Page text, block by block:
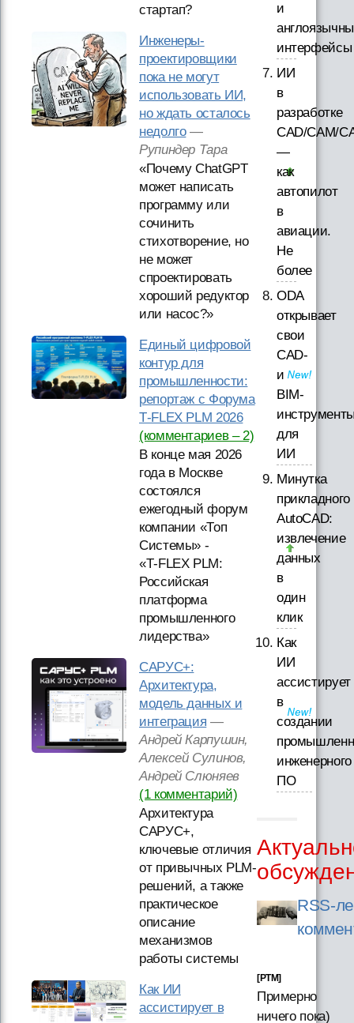
стартап?
Инженеры-
проектировщики
пока не могут
использовать ИИ,
но ждать осталось
недолго—
Рупиндер Тара
«Почему ChatGPT
может написать
программу или
сочинить
стихотворение, но
не может
спроектировать
хороший редуктор
или насос?»
Единый цифровой
контур для
промышленности:
репортаж с Форума
T‑FLEX PLM 2026
(комментариев – 2)
В конце мая 2026
года в Москве
состоялся
ежегодный форум
компании «Топ
Системы» -
«T‑FLEX PLM:
Российская
платформа
промышленного
лидерства»
САРУС+:
Архитектура,
модель данных и
интеграция —
Андрей Карпушин,
Алексей Сулинов,
Андрей Слюняев
(1 комментарий)
Архитектура
САРУС+,
ключевые отличия
от привычных PLM-
решений, а также
практическое
описание
механизмов
работы системы
Как ИИ
ассистирует в
и
интерфейсы
ИИ
в
разработке
CAD/CAM/
—
как
автопилот
в
авиации.
Не
более
ODA
открывает
свои
CAD-
и
BIM-
для
ИИ
Минутка
прикладного
AutoCAD:
извлечение
данных
в
один
клик
Как
ИИ
ассистирует
в
создании
инженерного
ПО
RSS-
[PTM]
Примерно
ничего пока)